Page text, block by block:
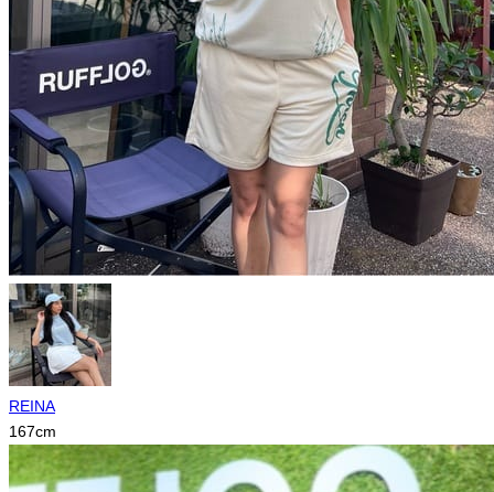
REINA
167cm